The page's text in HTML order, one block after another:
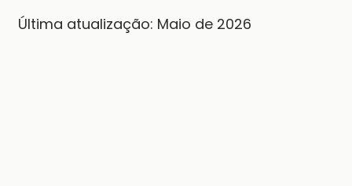
Última atualização: Maio de 2026